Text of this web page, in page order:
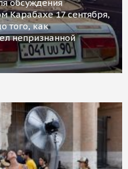
обсуждения
Карабахе 17 сентября,
того, как
непризнанной